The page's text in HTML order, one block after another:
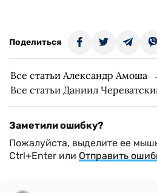
Поделиться
Все статьи Александр Амоша
Все статьи Даниил
Заметили ошибку?
Пожалуйста, выделите ее
Ctrl+Enter или Отправить